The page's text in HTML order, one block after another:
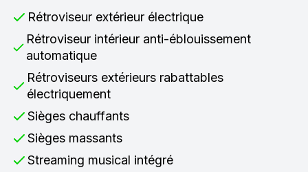
Rétroviseur extérieur électrique
Rétroviseur intérieur anti-éblouissement
automatique
Rétroviseurs extérieurs rabattables
électriquement
Sièges chauffants
Sièges massants
Streaming musical intégré